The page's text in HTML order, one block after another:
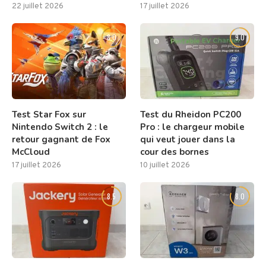
22 juillet 2026 17 juillet 2026
8.0
Test Star Fox sur
Nintendo Switch 2 : le
retour gagnant de Fox
McCloud
17 juillet 2026
9.0
Test du Rheidon PC200
Pro : le chargeur mobile
qui veut jouer dans la
cour des bornes
10 juillet 2026
8.5 8.0